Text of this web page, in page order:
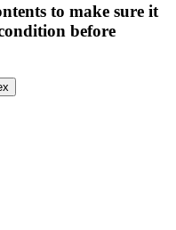
to make sure it
before